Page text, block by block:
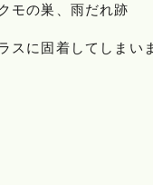
モの巣、雨だれ跡
スに固着してしまい